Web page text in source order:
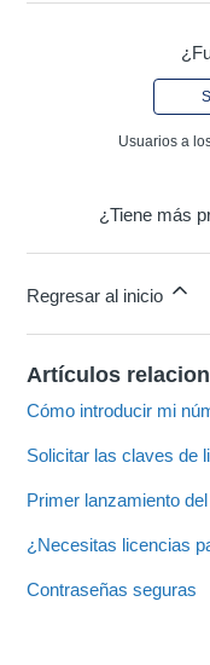
Usuarios a
¿Tiene más
Regresar al inicio
Artículos
Cómo introducir mi
Solicitar las claves de
Primer lanzamiento
¿Necesitas licencias
Contraseñas seguras